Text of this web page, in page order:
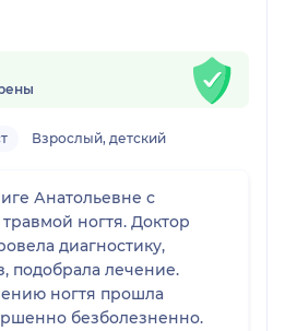
Взрослый, детский
Анатольевне с
ногтя. Доктор
диагностику,
подобрала лечение.
ногтя прошла
безболезненно.